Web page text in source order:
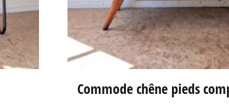
Commode chêne pieds